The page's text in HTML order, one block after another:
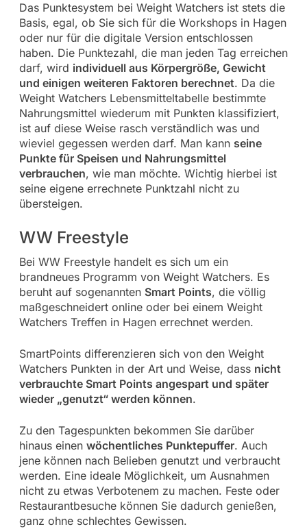
Das Punktesystem bei Weight Watchers ist stets die
Basis, egal, ob Sie sich für die Workshops in Hagen
oder nur für die digitale Version entschlossen
haben. Die Punktezahl, die man jeden Tag erreichen
darf, wird individuell aus Körpergröße, Gewicht
und einigen weiteren Faktoren berechnet. Da die
Weight Watchers Lebensmitteltabelle bestimmte
Nahrungsmittel wiederum mit Punkten klassifiziert,
ist auf diese Weise rasch verständlich was und
wieviel gegessen werden darf. Man kann seine
Punkte für Speisen und Nahrungsmittel
verbrauchen, wie man möchte. Wichtig hierbei ist
seine eigene errechnete Punktzahl nicht zu
übersteigen.
WW Freestyle
Bei WW Freestyle handelt es sich um ein
brandneues Programm von Weight Watchers. Es
beruht auf sogenannten Smart Points, die völlig
maßgeschneidert online oder bei einem Weight
Watchers Treffen in Hagen errechnet werden.
SmartPoints differenzieren sich von den Weight
Watchers Punkten in der Art und Weise, dass nicht
verbrauchte Smart Points angespart und später
wieder „genutzt“ werden können.
Zu den Tagespunkten bekommen Sie darüber
hinaus einen wöchentliches Punktepuffer. Auch
jene können nach Belieben genutzt und verbraucht
werden. Eine ideale Möglichkeit, um Ausnahmen
nicht zu etwas Verbotenem zu machen. Feste oder
Restaurantbesuche können Sie dadurch genießen,
ganz ohne schlechtes Gewissen.